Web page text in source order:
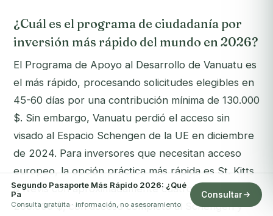
¿Cuál es el programa de ciudadanía por
inversión más rápido del mundo en 2026?
El Programa de Apoyo al Desarrollo de Vanuatu es
el más rápido, procesando solicitudes elegibles en
45-60 días por una contribución mínima de 130.000
$. Sin embargo, Vanuatu perdió el acceso sin
visado al Espacio Schengen de la UE en diciembre
de 2024. Para inversores que necesitan acceso
europeo, la opción práctica más rápida es St. Kitts
& Nevis con aproximadamente cuatro meses por
250.000 $, con acceso completo al Schengen y
Segundo Pasaporte Más Rápido 2026: ¿Qué
Pa
Consulta gratuita · información, no asesoramiento
Consultar